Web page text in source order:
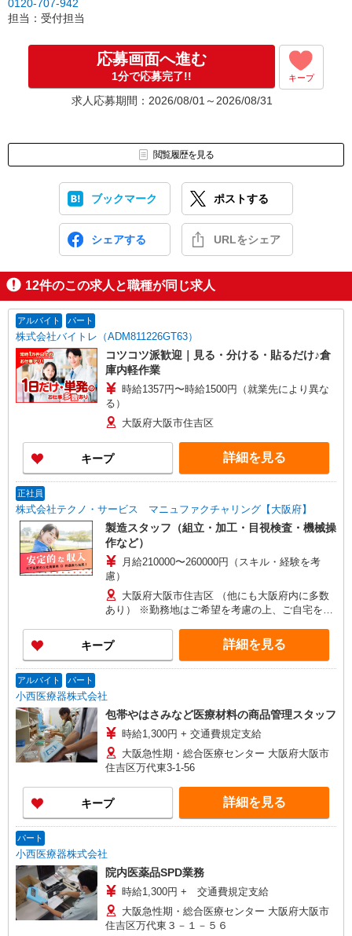
0120-707-942
担当：受付担当
応募画面へ進む
1分で応募完了!! キープ
求人応募期間：2026/08/01～2026/08/31
閲覧履歴を見る
ブックマーク ポストする
シェアする URLをシェア
12件のこの求人と職種が同じ求人
アルバイト パート
株式会社バイトレ（ADM811226GT63）
コツコツ派歓迎｜見る・分ける・貼るだけ♪倉
庫内軽作業
時給1357円〜時給1500円（就業先により異な
る）
大阪府大阪市住吉区
キープ 詳細を見る
正社員
株式会社テクノ・サービス マニュファクチャリング【大阪府】
製造スタッフ（組立・加工・目視検査・機械操
作など）
月給210000〜260000円（スキル・経験を考
慮）
大阪府大阪市住吉区 （他にも大阪府内に多数
あり） ※勤務地はご希望を考慮の上、ご自宅を中
勤なし）
キープ 詳細を見る
アルバイト パート
小西医療器株式会社
包帯やはさみなど医療材料の商品管理スタッフ
時給1,300円 + 交通費規定支給
大阪急性期・総合医療センター 大阪府大阪市
住吉区万代東3-1-56
キープ 詳細を見る
パート
小西医療器株式会社
院内医薬品SPD業務
時給1,300円 + 交通費規定支給
大阪急性期・総合医療センター 大阪府大阪市
住吉区万代東３－１－５６